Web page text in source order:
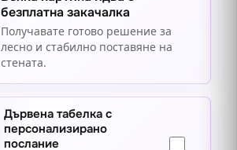
безплатна закачалка
Получавате готово решение за
лесно и стабилно поставяне на
стената.
Дървена табелка с
персонализирано
послание